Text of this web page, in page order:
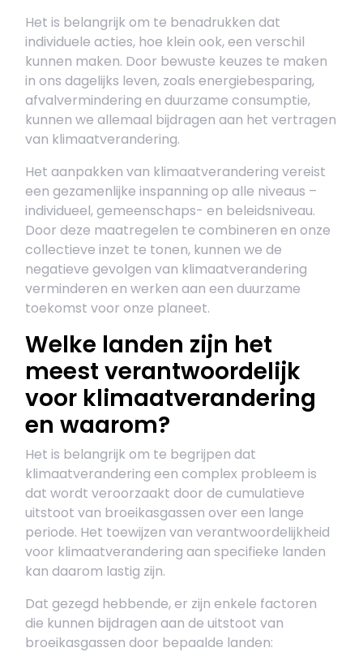
Het is belangrijk om te benadrukken dat
individuele acties, hoe klein ook, een verschil
kunnen maken. Door bewuste keuzes te maken
in ons dagelijks leven, zoals energiebesparing,
afvalvermindering en duurzame consumptie,
kunnen we allemaal bijdragen aan het vertragen
van klimaatverandering.
Het aanpakken van klimaatverandering vereist
een gezamenlijke inspanning op alle niveaus –
individueel, gemeenschaps- en beleidsniveau.
Door deze maatregelen te combineren en onze
collectieve inzet te tonen, kunnen we de
negatieve gevolgen van klimaatverandering
verminderen en werken aan een duurzame
toekomst voor onze planeet.
Welke landen zijn het
meest verantwoordelijk
voor klimaatverandering
en waarom?
Het is belangrijk om te begrijpen dat
klimaatverandering een complex probleem is
dat wordt veroorzaakt door de cumulatieve
uitstoot van broeikasgassen over een lange
periode. Het toewijzen van verantwoordelijkheid
voor klimaatverandering aan specifieke landen
kan daarom lastig zijn.
Dat gezegd hebbende, er zijn enkele factoren
die kunnen bijdragen aan de uitstoot van
broeikasgassen door bepaalde landen: